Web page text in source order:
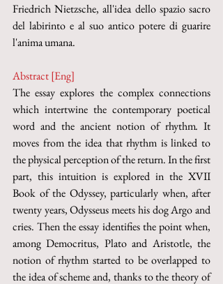
Friedrich Nietzsche, all'idea dello spazio sacro
del labirinto e al suo antico potere di guarire
l'anima umana.
Abstract [Eng]
The essay explores the complex connections
which intertwine the contemporary poetical
word and the ancient notion of rhythm. It
moves from the idea that rhythm is linked to
the physical perception of the return. In the first
part, this intuition is explored in the XVII
Book of the Odyssey, particularly when, after
twenty years, Odysseus meets his dog Argo and
cries. Then the essay identifies the point when,
among Democritus, Plato and Aristotle, the
notion of rhythm started to be overlapped to
the idea of scheme and, thanks to the theory of